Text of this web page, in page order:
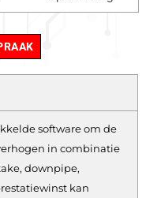
software om de
in combinatie
downpipe,
kan